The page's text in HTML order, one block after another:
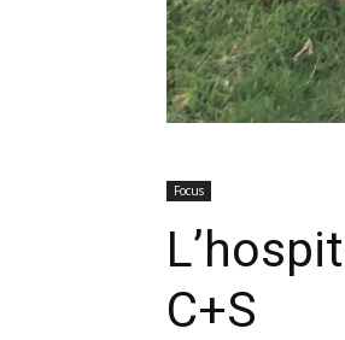
Focus
C+S